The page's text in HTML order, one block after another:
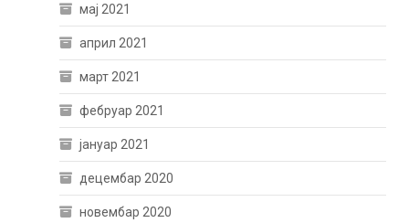
мај 2021
април 2021
март 2021
фебруар 2021
јануар 2021
децембар 2020
новембар 2020